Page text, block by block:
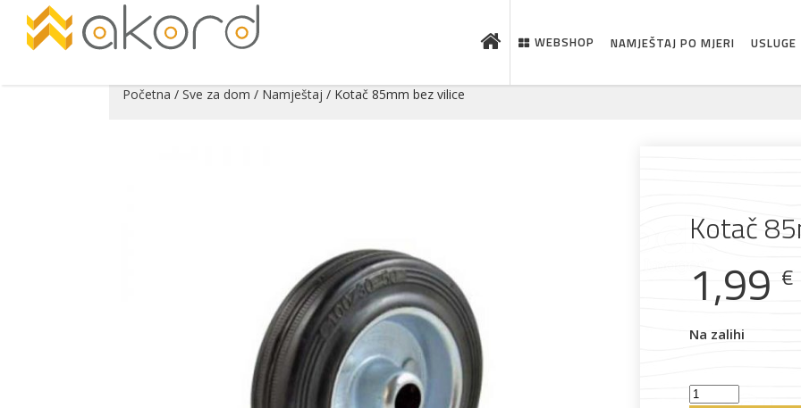
Pogledajte što je novo u ponudi
WEBSHOP NAMJEŠTAJ PO MJERI USLUGE
Početna / Sve za dom / Namještaj / Kotač 85mm bez vilice
Kotač
1,99 €
Na zalihi
Kotač